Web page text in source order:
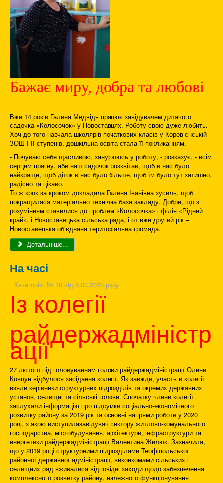
Бажає миру, добра та любові
Вже 14 років Галина Медвідь працює завідувачем дитячого
садочка «Колосочок» у Новоставцях. Роботу свою дуже любить.
Хоч до того навчала школярів початкових класів у Коров’єнській
ЗОШ І-ІІ ступенів, дошкільна освіта стала її покликанням.
- Почуваю себе щасливою, занурююсь у роботу, - розказує, - всім
серцем прагну, аби наш садочок розквітав, щоб в нас було
найкраще, щоб діток в нас було більше, щоб їм було тут затишно,
радісно та цікаво.
То ж крок за кроком докладала Галина Іванівна зусиль, щоб
покращилася матеріально технічна база закладу. Добре, що з
розумінням ставилися до проблем «Колосочка» і філія «Рідний
край», і Новоставецька сільська рада, і от вже другий рік –
Новоставецька об’єднана територіальна громада.
Детальніше...
На часі
Категорія: № 10 від 5.03.2020 року
Із колегії
райдержадміністр
ації
27 лютого під головуванням голови райдержадміністрації Олени
Ковцун відбулося засідання колегії. Як завжди, участь в колегії
взяли керівники структурних підрозділів та окремих державних
установ, селищні та сільські голови. Спочатку члени колегії
заслухали інформацію про підсумки соціально-економічного
розвитку району за 2019 рік та основні напрями роботи у 2020
році, з якою виступилазавідувач сектору житлово-комунального
господарства, містобудування, архітектури, інфраструктури та
енергетики райдержадміністрації Валентина Жилюк. Зазначила,
що у 2019 році структурними підрозділами Теофіпольської
районної державної адміністрації, виконкомами сільських і
селищних рад вживалися відповідні заходи щодо забезпечення
комплексного розвитку району, належного функціонування